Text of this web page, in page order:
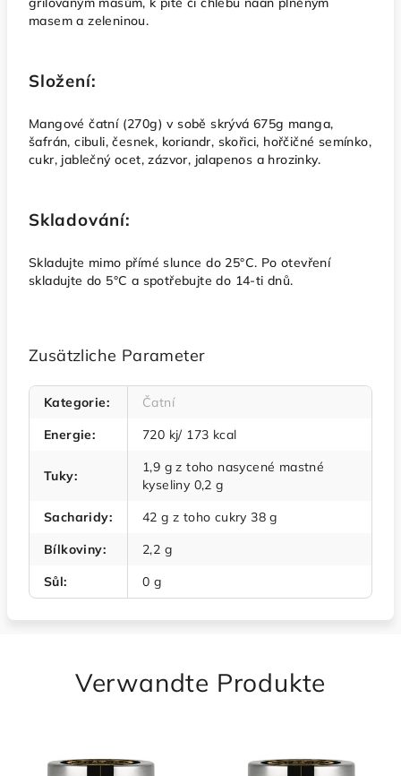
masem a zeleninou.
Složení:
Mangové čatní (270g) v sobě skrývá 675g manga,
šafrán, cibuli, česnek, koriandr, skořici, hořčičné semínko,
cukr, jablečný ocet, zázvor, jalapenos a hrozinky.
Skladování:
Skladujte mimo přímé slunce do 25°C. Po otevření
skladujte do 5°C a spotřebujte do 14-ti dnů.
Zusätzliche Parameter
Kategorie:
Čatní
Energie: 720 kj/ 173 kcal
Tuky:
1,9 g z toho nasycené mastné
kyseliny 0,2 g
Sacharidy:
42 g z toho cukry 38 g
Bílkoviny:
2,2 g
Sůl: 0 g
Verwandte Produkte